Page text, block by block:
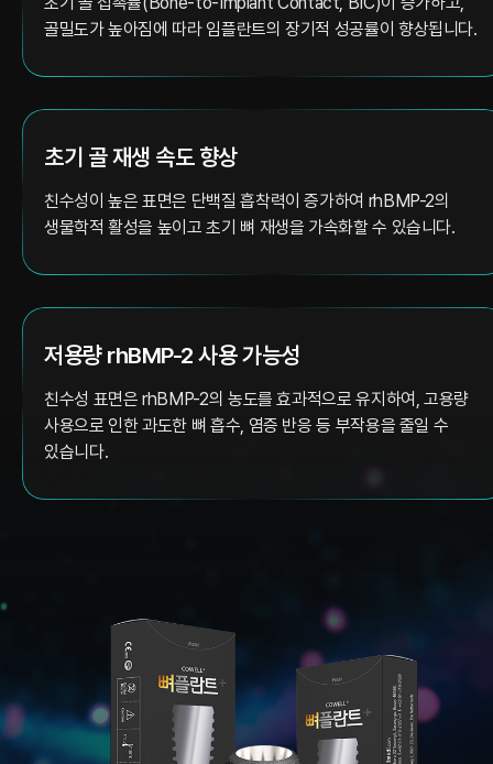
골밀도가 높아짐에 따라 임플란트의 장기적 성공률이 향상됩니다.
초기 골 재생 속도 향상
친수성이 높은 표면은 단백질 흡착력이 증가하여 rhBMP-2의
생물학적 활성을 높이고 초기 뼈 재생을 가속화할 수 있습니다.
저용량 rhBMP-2 사용 가능성
친수성 표면은 rhBMP-2의 농도를 효과적으로 유지하여, 고용량
사용으로 인한 과도한 뼈 흡수, 염증 반응 등 부작용을 줄일 수
있습니다.